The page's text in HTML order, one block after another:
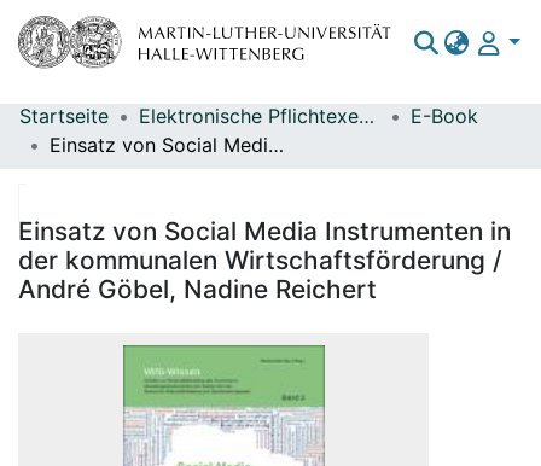
Bereiche & Sammlungen
Statistiken
Startseite Elektronische Pflichtexemplare
E-Book
Einsatz von Social Media Instrumenten in der kommunalen Wirtschaftsförderung / André Göbel, Nadine Reichert
Einsatz von Social Media Instrumenten in
der kommunalen Wirtschaftsförderung /
André Göbel, Nadine Reichert